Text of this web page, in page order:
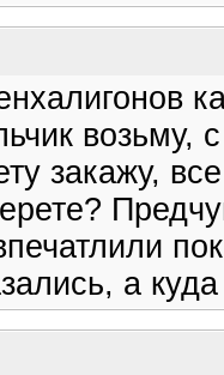
возьму,
закажу,
а